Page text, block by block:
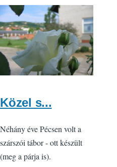
Közel s...
Néhány éve Pécsen volt a
szárszói tábor - ott készült
(meg a párja is).